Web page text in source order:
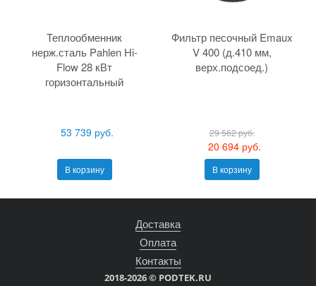
Теплообменник
нерж.сталь Pahlen Hi-
Flow 28 кВт
горизонтальный
53 739 руб.
В корзину
Фильтр песочный Emaux
V 400 (д.410 мм,
верх.подсоед.)
29 562 руб.
20 694 руб.
В корзину
Доставка
Оплата
Контакты
2018-2026 © PODTEK.RU